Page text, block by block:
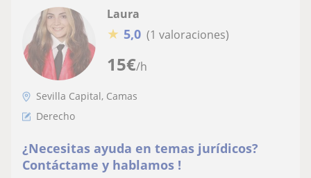
15€/h
Laura
★ 5,0 (1 valoraciones)
Sevilla Capital, Camas
Derecho
¿Necesitas ayuda en temas jurídicos?
Contáctame y hablamos !